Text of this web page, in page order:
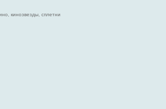
кинозвезды, сплетни